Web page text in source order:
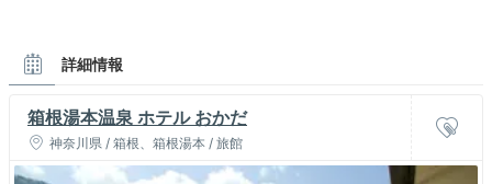
詳細情報
箱根湯本温泉 ホテル おかだ
神奈川県 / 箱根、箱根湯本 / 旅館